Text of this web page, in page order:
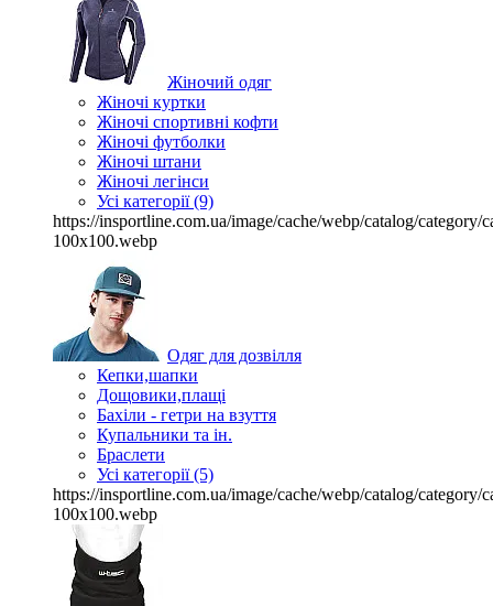
Жіночий одяг
Жіночі куртки
Жіночі спортивні кофти
Жіночі футболки
Жіночі штани
Жіночі легінси
Усі категорії (9)
https://insportline.com.ua/image/cache/webp/catalog/category/
100x100.webp
Одяг для дозвілля
Кепки,шапки
Дощовики,плащі
Бахіли - гетри на взуття
Купальники та ін.
Браслети
Усі категорії (5)
https://insportline.com.ua/image/cache/webp/catalog/category/
100x100.webp